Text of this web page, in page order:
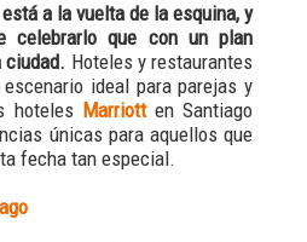
a la vuelta de la esquina, y
celebrarlo que con un plan
Hoteles y restaurantes
ideal para parejas y
hoteles Marriott en Santiago
únicas para aquellos que
fecha tan especial.